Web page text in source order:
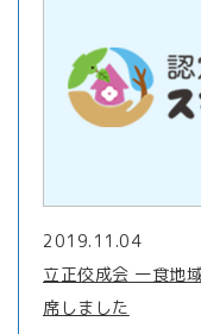
2019.11.04
立正佼成会 一食地
席しました